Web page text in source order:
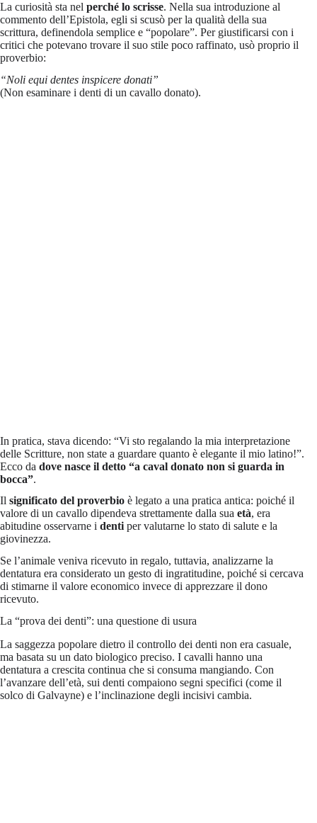
La curiosità sta nel perché lo scrisse. Nella sua introduzione al
commento dell’Epistola, egli si scusò per la qualità della sua
scrittura, definendola semplice e “popolare”. Per giustificarsi con i
critici che potevano trovare il suo stile poco raffinato, usò proprio il
proverbio:
“Noli equi dentes inspicere donati”
(Non esaminare i denti di un cavallo donato).
In pratica, stava dicendo: “Vi sto regalando la mia interpretazione
delle Scritture, non state a guardare quanto è elegante il mio latino!”.
Ecco da dove nasce il detto “a caval donato non si guarda in
bocca”.
Il significato del proverbio è legato a una pratica antica: poiché il
valore di un cavallo dipendeva strettamente dalla sua età, era
abitudine osservarne i dentiper valutarne lo stato di salute e la
giovinezza.
Se l’animale veniva ricevuto in regalo, tuttavia, analizzarne la
dentatura era considerato un gesto di ingratitudine, poiché si cercava
di stimarne il valore economico invece di apprezzare il dono
ricevuto.
La “prova dei denti”: una questione di usura
La saggezza popolare dietro il controllo dei denti non era casuale,
ma basata su un dato biologico preciso. I cavalli hanno una
dentatura a crescita continua che si consuma mangiando. Con
l’avanzare dell’età, sui denti compaiono segni specifici (come il
solco di Galvayne) e l’inclinazione degli incisivi cambia.